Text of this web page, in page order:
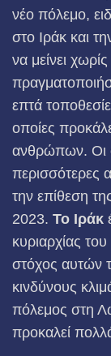
νέο πόλεμο,
στο Ιράκ και
να μείνει
επτά
οποίες
ανθρώπων. Οι
περισσότερες
την επίθεση
2023. Το Ιράκ
κυριαρχίας του
στόχος αυτών
κινδύνους
πόλεμος στη
προκαλεί